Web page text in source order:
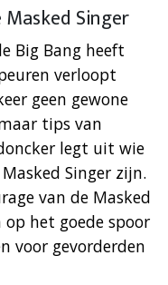
Singer
Big Bang heeft
verloopt
geen gewone
tips van
legt uit wie
Singer zijn.
van de Masked
op het goede spoor
voor gevorderden